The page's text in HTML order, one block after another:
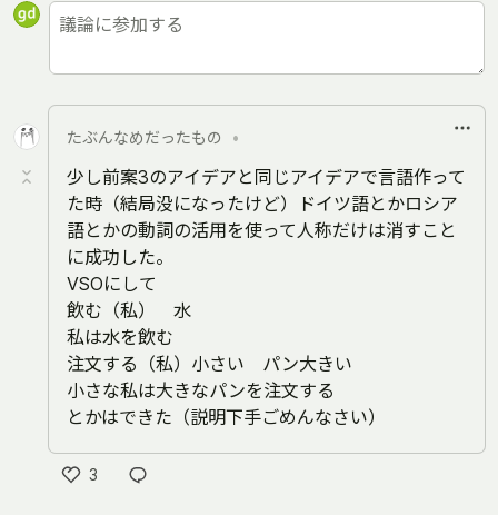
たぶんなめだったもの •
少し前案3のアイデアと同じアイデアで言語作って
た時（結局没になったけど）ドイツ語とかロシア
語とかの動詞の活用を使って人称だけは消すこと
に成功した。
VSOにして
飲む（私） 水
私は水を飲む
注文する（私）小さい パン大きい
小さな私は大きなパンを注文する
とかはできた（説明下手ごめんなさい）
3